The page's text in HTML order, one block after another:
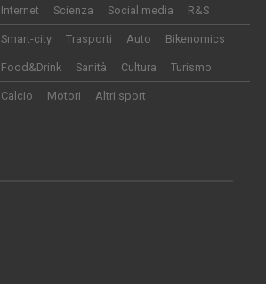
Internet Scienza Social media R&S
Smart-city Trasporti Auto Bikenomics
Food&Drink Sanità Cultura Turismo
Calcio Motori Altri sport